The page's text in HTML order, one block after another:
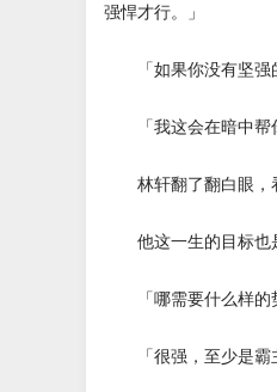
强悍才行。」
「如果你没有坚强的
「我这会在暗中帮你
林轩翻了翻白眼，看
他这一生的目标也是
「哪需要什么样的
「很强，至少是霸主